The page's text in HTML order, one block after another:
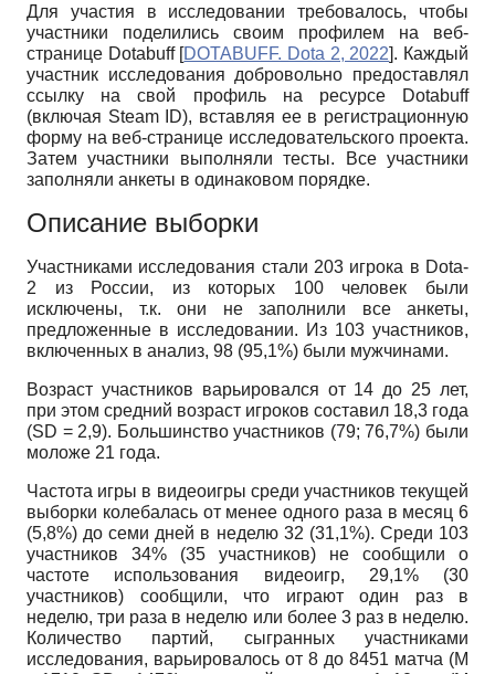
Для участия в исследовании требовалось, чтобы
участники поделились своим профилем на веб-
странице Dotabuff [DOTABUFF. Dota 2, 2022]. Каждый
участник исследования добровольно предоставлял
ссылку на свой профиль на ресурсе Dotabuff
(включая Steam ID), вставляя ее в регистрационную
форму на веб-странице исследовательского проекта.
Затем участники выполняли тесты. Все участники
заполняли анкеты в одинаковом порядке.
Описание выборки
Участниками исследования стали 203 игрока в Dota-
2 из России, из которых 100 человек были
исключены, т.к. они не заполнили все анкеты,
предложенные в исследовании. Из 103 участников,
включенных в анализ, 98 (95,1%) были мужчинами.
Возраст участников варьировался от 14 до 25 лет,
при этом средний возраст игроков составил 18,3 года
(SD = 2,9). Большинство участников (79; 76,7%) были
моложе 21 года.
Частота игры в видеоигры среди участников текущей
выборки колебалась от менее одного раза в месяц 6
(5,8%) до семи дней в неделю 32 (31,1%). Среди 103
участников 34% (35 участников) не сообщили о
частоте использования видеоигр, 29,1% (30
участников) сообщили, что играют один раз в
неделю, три раза в неделю или более 3 раз в неделю.
Количество партий, сыгранных участниками
исследования, варьировалось от 8 до 8451 матча (М